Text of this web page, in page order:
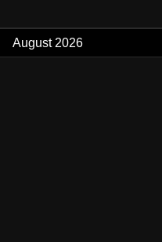
August 2026